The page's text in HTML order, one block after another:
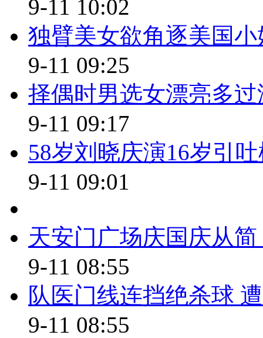
在纽约本地还有一些纪念活
0504现在对于遇难者家属带
其实仍然没有消退
尤其对一些人身体健康造成
其实还是存在的
【解说】12年前发生在美国
生，也彻底改变了美国国家安全
拉克战争，军队和情报机构以前
划者和支持者。通过这两场战
【同期】中新社美国分社 记
但是美国这两场战争共花费
9-11 10:02
独臂美女欲角逐美国
9-11 09:25
择偶时男选女漂亮多
9-11 09:17
58岁刘晓庆演16岁引
9-11 09:01
天安门广场庆国庆从
9-11 08:55
队医门线连挡绝杀球
9-11 08:55